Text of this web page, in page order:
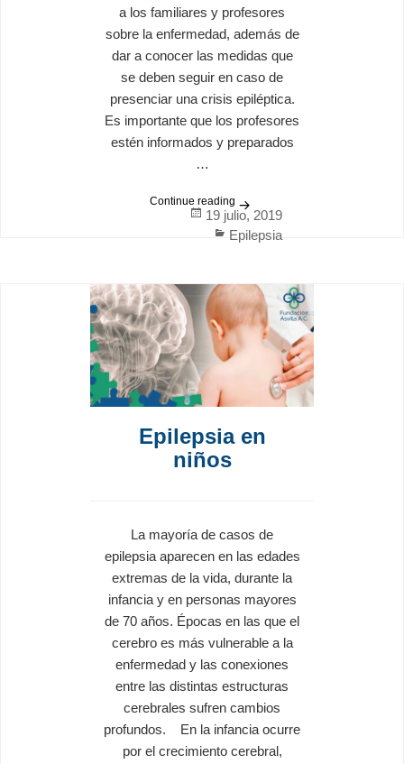
a los familiares y profesores
sobre la enfermedad, además de
dar a conocer las medidas que
se deben seguir en caso de
presenciar una crisis epiléptica.
Es importante que los profesores
estén informados y preparados
…
Continue reading El entorno de un niño con
Posted
on
19 julio, 2019
Categories
Epilepsia
Epilepsia en
niños
La mayoría de casos de
epilepsia aparecen en las edades
extremas de la vida, durante la
infancia y en personas mayores
de 70 años. Épocas en las que el
cerebro es más vulnerable a la
enfermedad y las conexiones
entre las distintas estructuras
cerebrales sufren cambios
profundos. En la infancia ocurre
por el crecimiento cerebral,